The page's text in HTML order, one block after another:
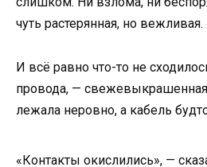
чуть растерянная, но вежливая.
И всё равно что-то не
провода, —
лежала неровно, а кабель
«Контакты окислились», —